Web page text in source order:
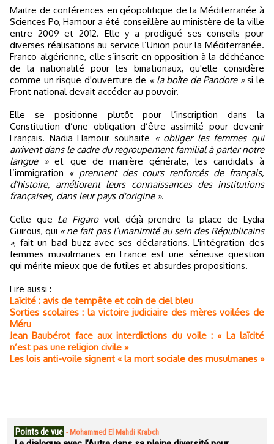
Maitre de conférences en géopolitique de la Méditerranée à
Sciences Po, Hamour a été conseillère au ministère de la ville
entre 2009 et 2012. Elle y a prodigué ses conseils pour
diverses réalisations au service l’Union pour la Méditerranée.
Franco-algérienne, elle s’inscrit en opposition à la déchéance
de la nationalité pour les binationaux, qu'elle considère
comme un risque d'ouverture de « la boîte de Pandore »si le
Front national devait accéder au pouvoir.
Elle se positionne plutôt pour l’inscription dans la
Constitution d’une obligation d’être assimilé pour devenir
Français. Nadia Hamour souhaite « obliger les femmes qui
arrivent dans le cadre du regroupement familial à parler notre
langue »et que de manière générale, les candidats à
l’immigration
« prennent des cours renforcés de français,
d'histoire, améliorent leurs connaissances des institutions
françaises, dans leur pays d'origine ».
Celle que Le Figarovoit déjà prendre la place de Lydia
Guirous, qui « ne fait pas l’unanimité au sein des Républicains
», fait un bad buzz avec ses déclarations. L'intégration des
femmes musulmanes en France est une sérieuse question
qui mérite mieux que de futiles et absurdes propositions.
Lire aussi :
Laïcité : avis de tempête et coin de ciel bleu
Sorties scolaires : la victoire judiciaire des mères voilées de
Méru
Jean Baubérot face aux interdictions du voile : « La laïcité
n’est pas une religion civile »
Les lois anti-voile signent « la mort sociale des musulmanes »
Points de vue - Mohammed El Mahdi Krabch